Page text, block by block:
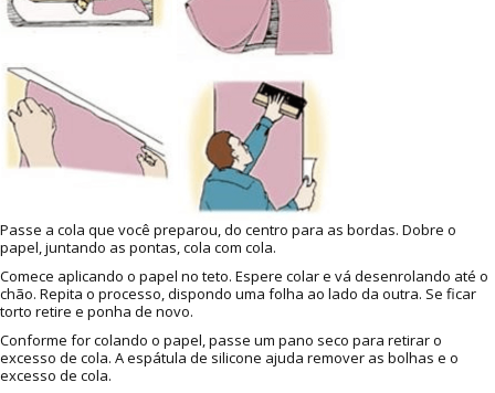
Passe a cola que você preparou, do centro para as bordas. Dobre o
papel, juntando as pontas, cola com cola.
Comece aplicando o papel no teto. Espere colar e vá desenrolando até o
chão. Repita o processo, dispondo uma folha ao lado da outra. Se ficar
torto retire e ponha de novo.
Conforme for colando o papel, passe um pano seco para retirar o
excesso de cola. A espátula de silicone ajuda remover as bolhas e o
excesso de cola.